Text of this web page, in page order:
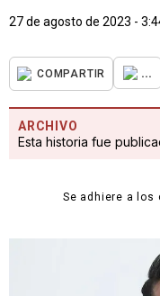
27 de agosto de 2023 -
COMPARTIR ...
ARCHIVO
Esta historia fue
Se adhiere a los